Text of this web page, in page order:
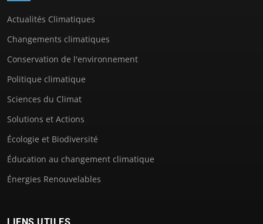
Actualités Climatiques
Changements climatiques
Conservation de l'environnement
Politique climatique
Sciences du Climat
Solutions et Actions
Écologie et Biodiversité
Éducation au changement climatique
Énergies Renouvelables